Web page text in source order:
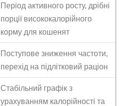
Період активного росту, дрібні
порції висококалорійного
корму для кошенят
Поступове зниження частоти,
перехід на підлітковий раціон
Стабільний графік з
урахуванням калорійності та